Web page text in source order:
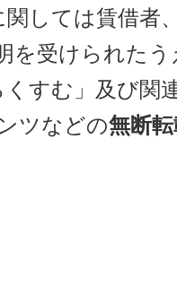
しては賃借者
を受けられた
すむ」及び関
ツなどの無断